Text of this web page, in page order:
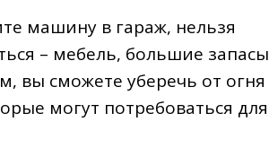
машину в гараж, нельзя
– мебель, большие запасы
вы сможете уберечь от огня
могут потребоваться для